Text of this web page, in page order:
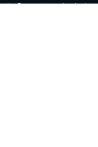
Propositions de